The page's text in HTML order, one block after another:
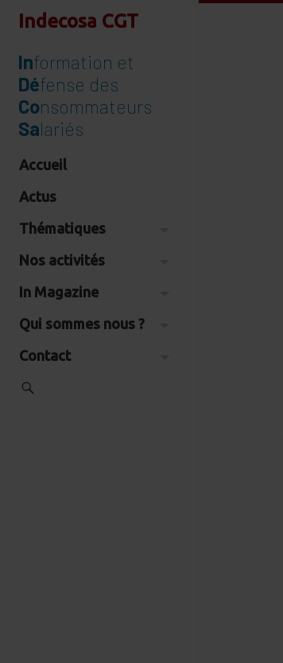
Indecosa CGT
Information et
Défense des
Consommateurs
Salariés
Accueil
Actus
Thématiques
Nos activités
In Magazine
Qui sommes nous ?
Contact